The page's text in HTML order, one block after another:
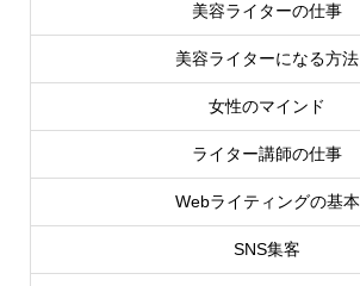
美容ライターの仕事
美容ライターになる方法
女性のマインド
ライター講師の仕事
Webライティングの基本
SNS集客